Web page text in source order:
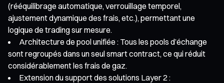
(rééquilibrage automatique, verrouillage temporel,
ajustement dynamique des frais, etc.), permettant une
logique de trading sur mesure.
Architecture de pool unifiée : Tous les pools d’échange
sont regroupés dans un seul smart contract, ce qui réduit
considérablement les frais de gaz.
Extension du support des solutions Layer 2 :